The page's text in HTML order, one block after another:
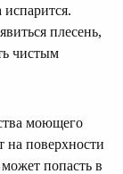
плесень,
чистым
моющего
на поверхности
попасть в